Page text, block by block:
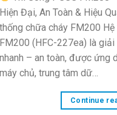
Hiện Đại, An Toàn & Hiệu
thống chữa cháy FM200
FM200 (HFC-227ea) là
nhanh – an toàn, được ứng
máy chủ, trung tâm dữ…
Continue